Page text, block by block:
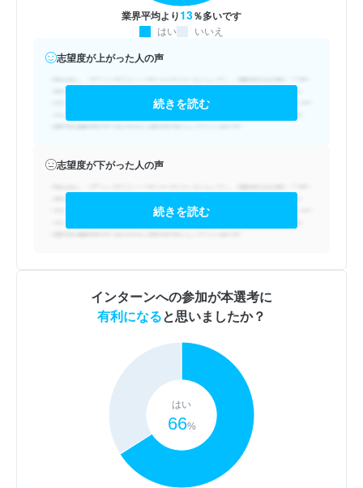
業界平均より13％多いです
はい いいえ
志望度が上がった人の声
続きを読む
志望度が下がった人の声
続きを読む
インターンへの参加が本選考に
有利になると思いましたか？
はい
66%